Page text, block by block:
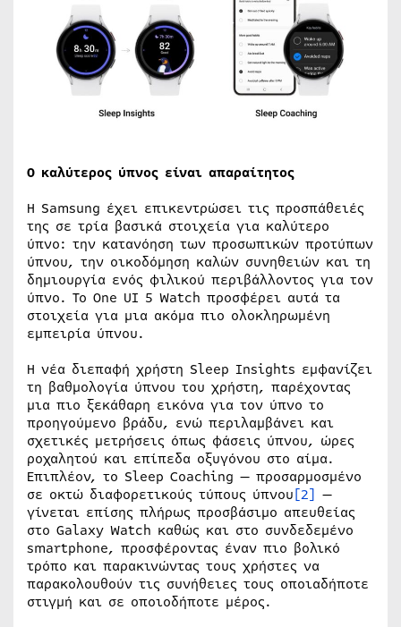
Ο καλύτερος ύπνος είναι απαραίτητος
Η Samsung έχει επικεντρώσει τις προσπάθειές
της σε τρία βασικά στοιχεία για καλύτερο
ύπνο: την κατανόηση των προσωπικών προτύπων
ύπνου, την οικοδόμηση καλών συνηθειών και τη
δημιουργία ενός φιλικού περιβάλλοντος για τον
ύπνο. Το One UI 5 Watch προσφέρει αυτά τα
στοιχεία για μια ακόμα πιο ολοκληρωμένη
εμπειρία ύπνου.
Η νέα διεπαφή χρήστη Sleep Insights εμφανίζει
τη βαθμολογία ύπνου του χρήστη, παρέχοντας
μια πιο ξεκάθαρη εικόνα για τον ύπνο το
προηγούμενο βράδυ, ενώ περιλαμβάνει και
σχετικές μετρήσεις όπως φάσεις ύπνου, ώρες
ροχαλητού και επίπεδα οξυγόνου στο αίμα.
Επιπλέον, το Sleep Coaching — προσαρμοσμένο
σε οκτώ διαφορετικούς τύπους ύπνου[2] —
γίνεται επίσης πλήρως προσβάσιμο απευθείας
στο Galaxy Watch καθώς και στο συνδεδεμένο
smartphone, προσφέροντας έναν πιο βολικό
τρόπο και παρακινώντας τους χρήστες να
παρακολουθούν τις συνήθειες τους οποιαδήποτε
στιγμή και σε οποιοδήποτε μέρος.